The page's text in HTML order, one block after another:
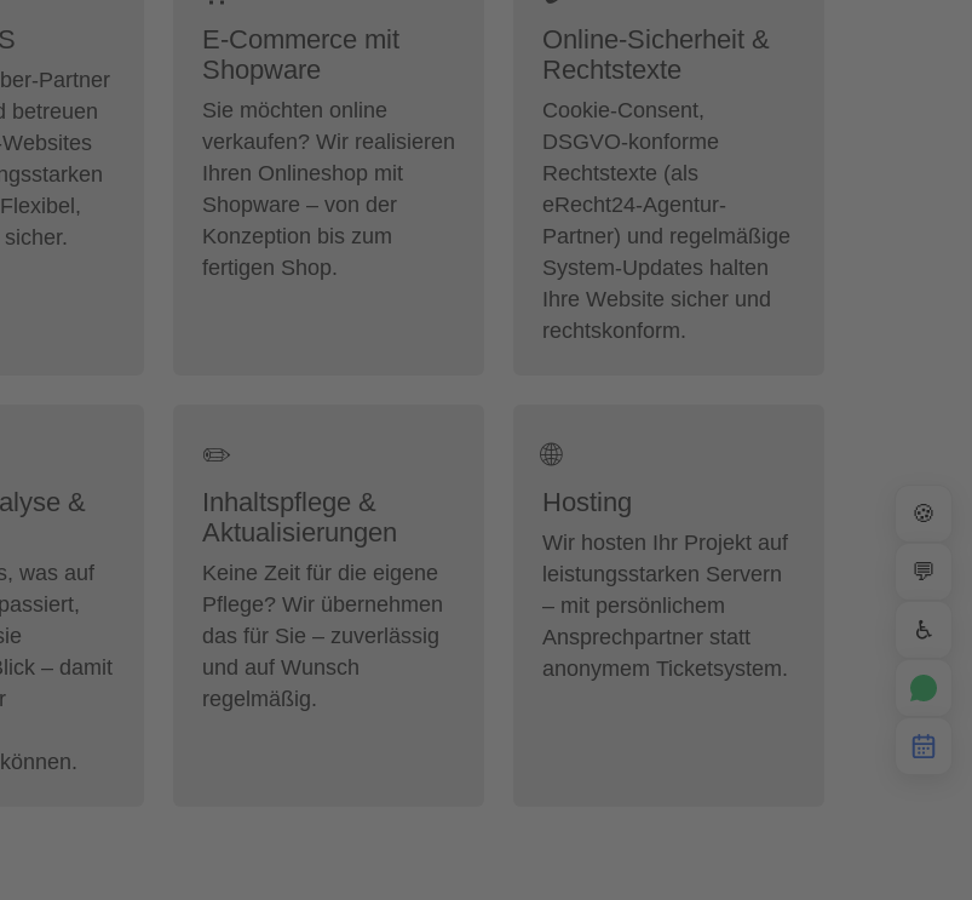
Partner
betreuen
E-Commerce mit
Shopware
Sie möchten online
verkaufen? Wir realisieren
Ihren Onlineshop mit
Shopware – von der
Konzeption bis zum
fertigen Shop.
Online-Sicherheit &
Rechtstexte
Cookie-Consent,
DSGVO-konforme
Rechtstexte (als
eRecht24-Agentur-
Partner) und regelmäßige
System-Updates halten
Ihre Website sicher und
rechtskonform.
&
was auf
– damit
✏️
Inhaltspflege &
Aktualisierungen
Keine Zeit für die eigene
Pflege? Wir übernehmen
das für Sie – zuverlässig
und auf Wunsch
regelmäßig.
🌐
Hosting
Wir hosten Ihr Projekt auf
leistungsstarken Servern
– mit persönlichem
Ansprechpartner statt
anonymem Ticketsystem.
🍪
💬
♿